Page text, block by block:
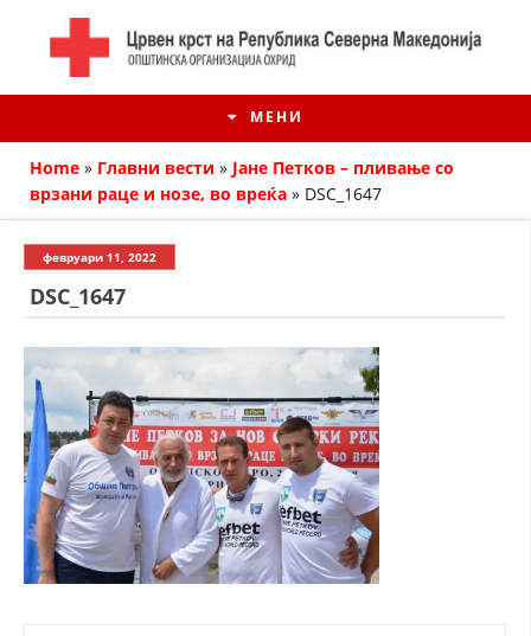
МЕНИ
ИСТОРИЈАТ НА ЦКРМ
ИСТОРИЈАТ НА ДВИЖЕЊЕТО
СТРУКТУРА НА ОРГАНИЗАЦИЈАТА
КОНТАКТ ИНФОРМАЦИИ
Home » Главни вести » Јане Петков – пливање со
врзани раце и нозе, во вреќа » DSC_1647
февруари 11, 2022
DSC_1647